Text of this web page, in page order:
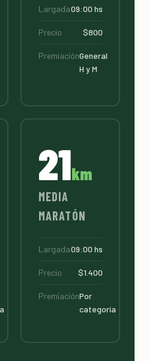
Largada09:00 hs
Precio $800
PremiaciónGeneral
H y M
21km
MEDIA
MARATÓN
Largada09:00 hs
Precio $1.400
PremiaciónPor
categoría